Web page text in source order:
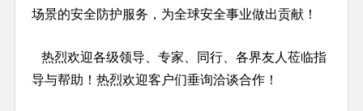
场景的安全防护服务，为全球安全事业做出贡献！
热烈欢迎各级领导、专家、同行、各界友人莅临指
导与帮助！热烈欢迎客户们垂询洽谈合作！